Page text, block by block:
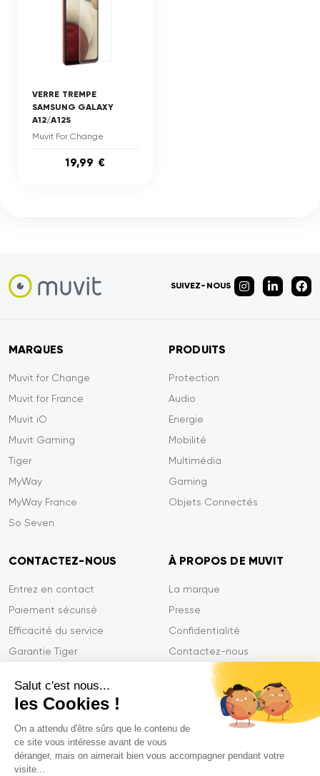
Salut c'est nous...
les Cookies !
On a attendu d'être sûrs que le contenu de
ce site vous intéresse avant de vous
déranger, mais on aimerait bien vous accompagner pendant votre
visite...
VERRE TREMPE
SAMSUNG GALAXY
A12/A12S
Muvit For Change
19,99 €
SUIVEZ-NOUS
MARQUES
Muvit for Change
Muvit for France
Muvit iO
Muvit Gaming
Tiger
MyWay
MyWay France
So Seven
PRODUITS
Protection
Audio
Energie
Mobilité
Multimédia
Gaming
Objets Connectés
CONTACTEZ-NOUS
Entrez en contact
Paiement sécurisé
Efficacité du service
Garantie Tiger
À PROPOS DE MUVIT
La marque
Presse
Confidentialité
Contactez-nous
Mentions légales